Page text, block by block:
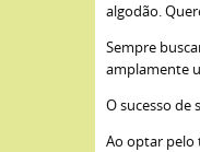
algodão.
Sempre
amplamente
O sucesso de
Ao optar pelo